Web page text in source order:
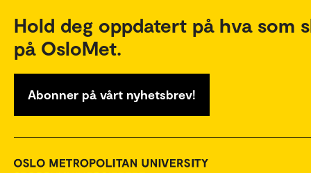
Hold deg oppdatert på hva som
på OsloMet.
Abonner på vårt nyhetsbrev!